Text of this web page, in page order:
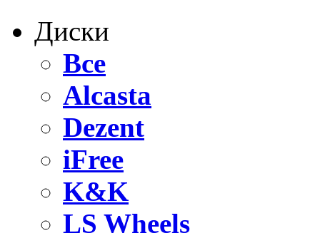
Диски
Все
Alcasta
Dezent
iFree
K&K
LS Wheels